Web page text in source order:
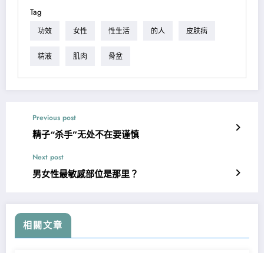
Tag
功效 女性 性生活 的人 皮肤病
精液 肌肉 骨盆
Previous post
精子“杀手”无处不在要谨慎
Next post
男女性最敏感部位是那里？
相關文章